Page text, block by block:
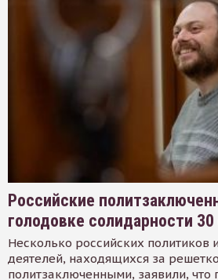
Российские
голодовке солидарности
Несколько российских политиков
деятелей, находящихся за
политзаключенными, заявили, что